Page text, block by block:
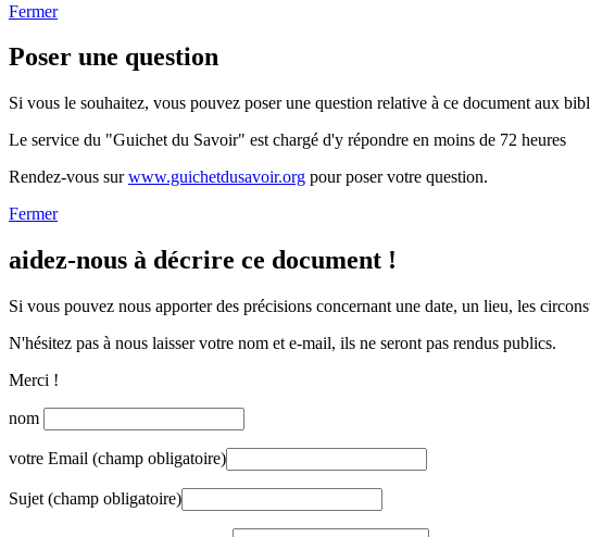
Fermer
Poser une question
Si vous le souhaitez, vous pouvez poser une question relative à ce document aux
Le service du "Guichet du Savoir" est chargé d'y répondre en moins de 72 heures
Rendez-vous surwww.guichetdusavoir.org pour poser votre question.
Fermer
aidez-nous à décrire ce document !
Si vous pouvez nous apporter des précisions concernant une date, un lieu, les
N'hésitez pas à nous laisser votre nom et e-mail, ils ne seront pas rendus publics.
Merci !
nom
votre Email (champ obligatoire)
Sujet (champ obligatoire)